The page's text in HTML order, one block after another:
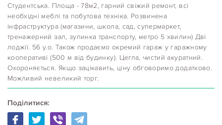
Студентська. Площа - 78м2, гарний свіжий ремонт, всі
необхідні меблі та побутова техніка. Розвинена
інфраструктура (магазини, школа, сад, супермаркет,
тренажерний зал, зупинка транспорту, метро 5 хвилин) Дві
лоджії. 56 у.о. Також продаємо окремий гараж у гаражному
кооперативі (500 м від будинку). Цегла, чистий акуратний.
Охороняється. Якщо зацікавить, ціну обговоримо додатково.
Можливий невеликий торг.
Поділитися: